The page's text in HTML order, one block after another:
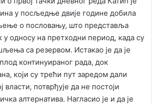
у посљедње двије године добила
о пословању, што представља
у односу на претходни период, када су
са резервом. Истакао је да је
континуираног рада, док
који су трећи пут заредом дали
власти, потврђује да не постоји
алтернатива. Нагласио је и да је